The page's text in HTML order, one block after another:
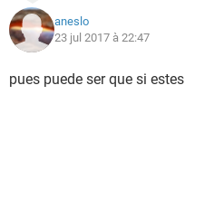
aneslo
23 jul 2017 à 22:47
pues puede ser que si estes